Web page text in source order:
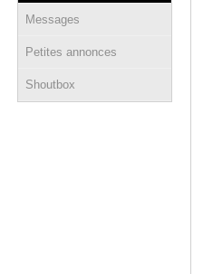
Messages
Petites annonces
Shoutbox